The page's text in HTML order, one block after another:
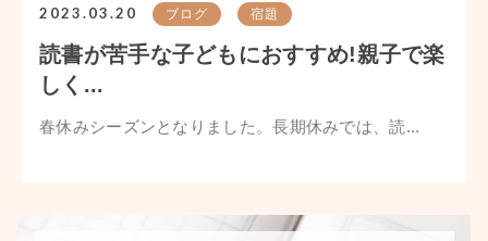
2023.03.20 ブログ 宿題
読書が苦手な子どもにおすすめ!親子で楽
しく...
春休みシーズンとなりました。長期休みでは、読...